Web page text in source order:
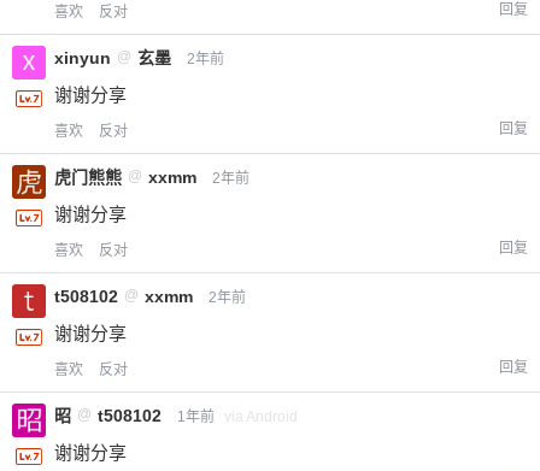
喜欢 反对 回复
xinyun @ 玄墨 2年前
谢谢分享
喜欢 反对 回复
虎门熊熊 @ xxmm 2年前
谢谢分享
喜欢 反对 回复
t508102 @ xxmm 2年前
谢谢分享
喜欢 反对 回复
昭 @ t508102 1年前 via Android
谢谢分享